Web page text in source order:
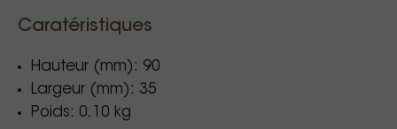
Caratéristiques
Hauteur (mm): 90
Largeur (mm): 35
Poids: 0,10 kg